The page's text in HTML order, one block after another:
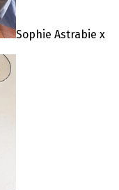
Sophie Astrabie x